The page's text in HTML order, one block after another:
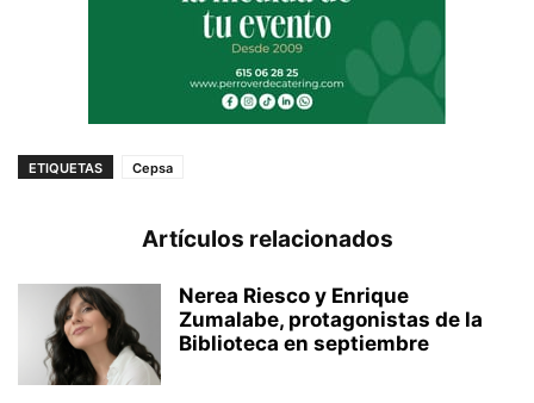
ETIQUETAS Cepsa
Artículos relacionados
Nerea Riesco y Enrique
Zumalabe, protagonistas de la
Biblioteca en septiembre